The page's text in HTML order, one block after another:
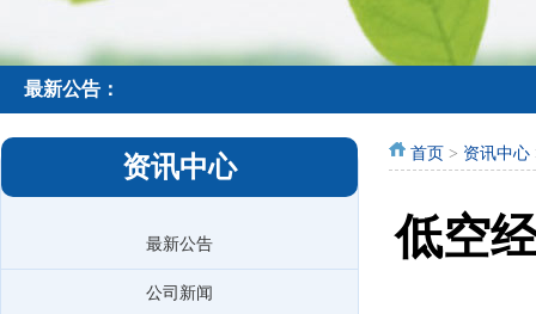
最新公告：
资讯中心
最新公告
公司新闻
首页 > 资讯中心
低空